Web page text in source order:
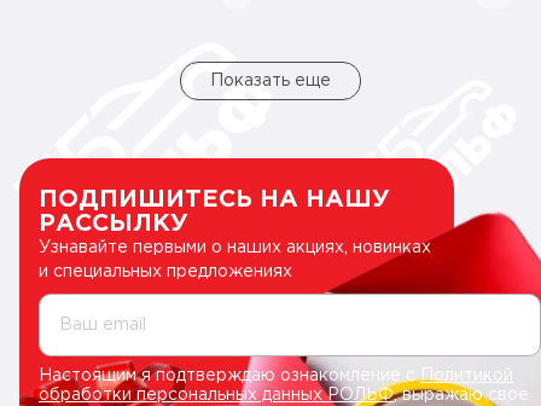
Показать еще
ПОДПИШИТЕСЬ НА НАШУ
РАССЫЛКУ
Узнавайте первыми о наших акциях, новинках
и специальных предложениях
Ваш email
Настоящим я подтверждаю ознакомление сПолитикой
обработки персональных данных РОЛЬФ, выражаю свое